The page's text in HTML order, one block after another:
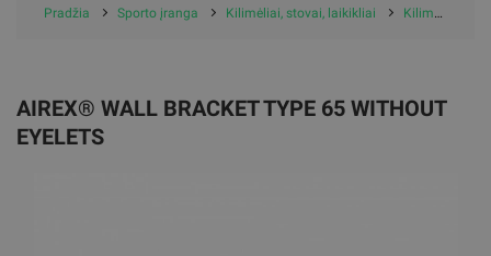
Pradžia Sporto įranga Kilimėliai, stovai, laikikliai Kilimėlių laikikliai
AIREX® WALL BRACKET TYPE 65 WITHOUT
EYELETS